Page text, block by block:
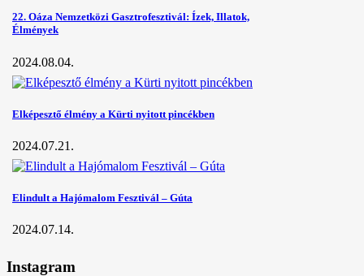
22. Oáza Nemzetközi Gasztrofesztivál: Ízek, Illatok,
Élmények
2024.08.04.
Elképesztő élmény a Kürti nyitott pincékben
2024.07.21.
Elindult a Hajómalom Fesztivál – Gúta
2024.07.14.
Instagram